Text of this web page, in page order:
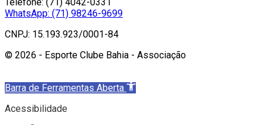
Telefone: (71) 4042-0331
WhatsApp: (71) 98246-9699
CNPJ: 15.193.923/0001-84
© 2026 - Esporte Clube Bahia - Associação
Barra de Ferramentas Aberta
Acessibilidade